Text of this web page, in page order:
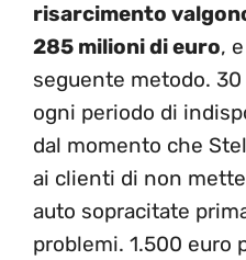
risarcimento
285 milioni di euro,
seguente metodo.
ogni periodo di
dal momento che
ai clienti di non
auto sopracitate
problemi. 1.500 euro